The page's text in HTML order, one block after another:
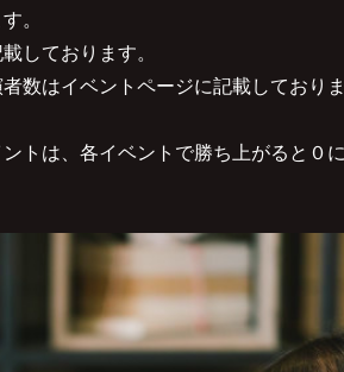
。
しております。
数はイベントページに記載しており
トは、各イベントで勝ち上がると０